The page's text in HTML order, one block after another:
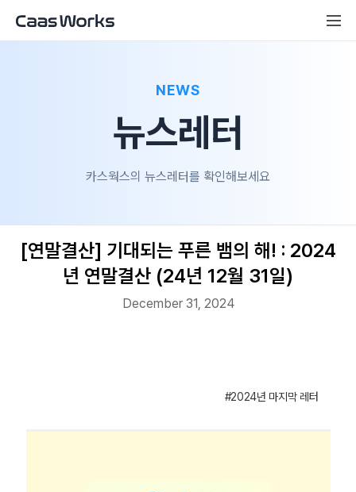
NEWS
뉴스레터
카스웍스의 뉴스레터를 확인해보세요
[연말결산] 기대되는 푸른 뱀의 해! : 2024
년 연말결산 (24년 12월 31일)
December 31, 2024
#2024년 마지막 레터